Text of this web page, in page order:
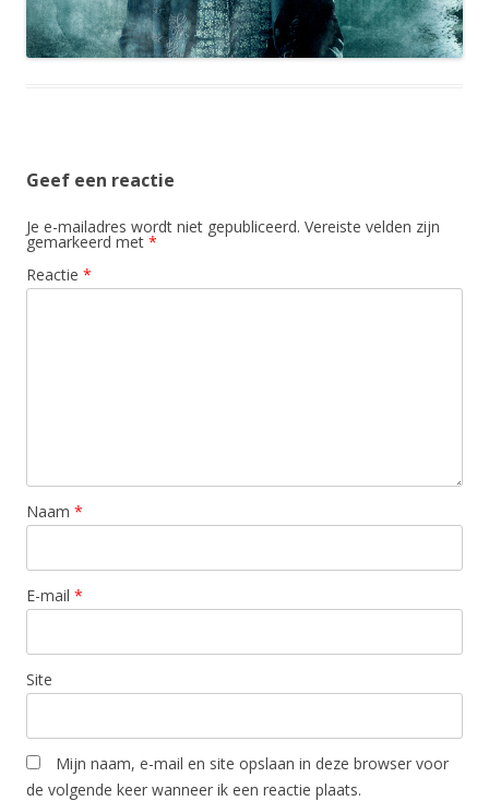
Geef een reactie
Je e-mailadres wordt niet gepubliceerd. Vereiste velden zijn
gemarkeerd met *
Reactie *
Naam *
E-mail *
Site
Mijn naam, e-mail en site opslaan in deze browser voor
de volgende keer wanneer ik een reactie plaats.